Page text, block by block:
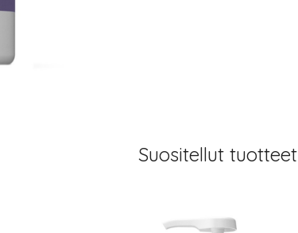
Suositellut tuotteet